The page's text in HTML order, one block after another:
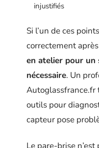
injustifiés
Si l’un de ces
correctement
en atelier pour un
nécessaire. Un
Autoglassfrance.fr
outils pour
capteur pose
Le pare-brise